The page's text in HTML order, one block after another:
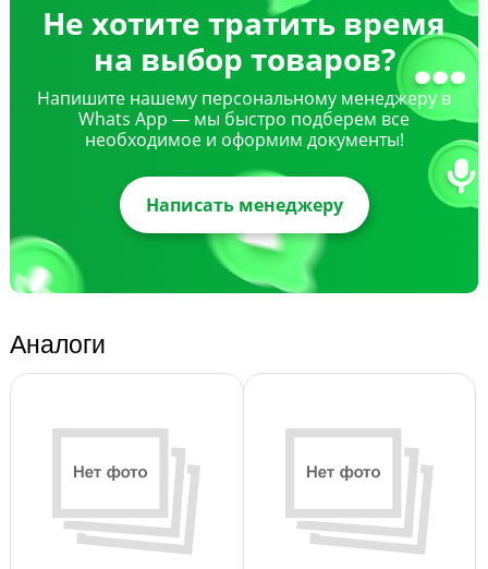
Не хотите тратить время
на выбор товаров?
Напишите нашему персональному менеджеру в
Whats App — мы быстро подберем все
необходимое и оформим документы!
Написать менеджеру
Аналоги